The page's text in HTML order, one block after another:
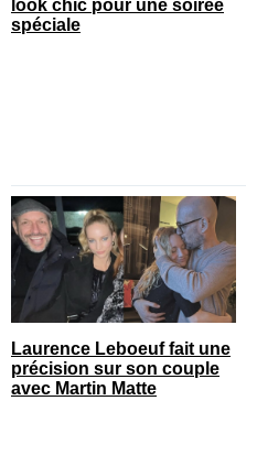
look chic pour une soirée
spéciale
Laurence Leboeuf fait une
précision sur son couple
avec Martin Matte